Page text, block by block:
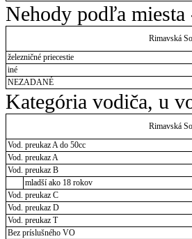
Nehody podľa
Rimavská
železničné priecestie
iné
NEZADANÉ
Kategória vodiča, u
Rimavská
Vod. preukaz A do 50cc
Vod. preukaz A
Vod. preukaz B
mladší ako 18 rokov
Vod. preukaz C
Vod. preukaz D
Vod. preukaz T
Bez príslušného VO